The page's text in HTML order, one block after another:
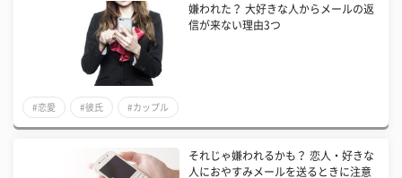
嫌われた？ 大好きな人からメールの返
信が来ない理由3つ
#恋愛 #彼氏 #カップル
それじゃ嫌われるかも？ 恋人・好きな
人におやすみメールを送るときに注意